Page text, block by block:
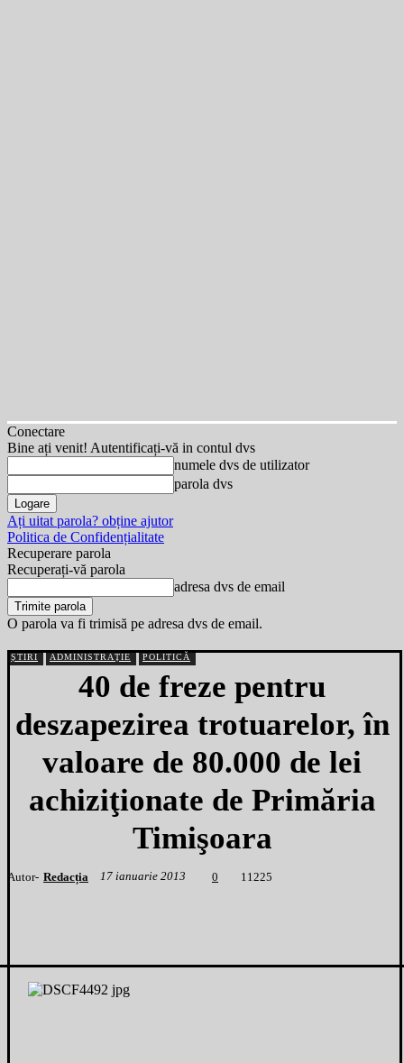
Conectare
Bine ați venit! Autentificați-vă in contul dvs
numele dvs de utilizator
parola dvs
Ați uitat parola? obține ajutor
Politica de Confidențialitate
Recuperare parola
Recuperați-vă parola
adresa dvs de email
O parola va fi trimisă pe adresa dvs de email.
ȘTIRI ADMINISTRAȚIE POLITICĂ
40 de freze pentru
deszapezirea trotuarelor, în
valoare de 80.000 de lei
achiziţionate de Primăria
Timişoara
Autor- Redacția 17 ianuarie 2013 0 1 1225